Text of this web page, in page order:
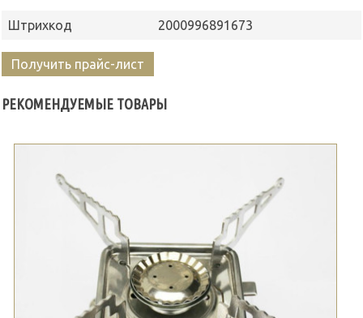
Штрихкод 2000996891673
Получить прайс-лист
РЕКОМЕНДУЕМЫЕ ТОВАРЫ